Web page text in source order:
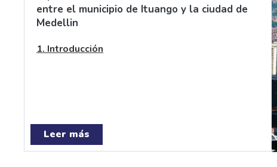
entre el municipio de Ituango y la ciudad de
Medellin
1. Introducción
Leer más